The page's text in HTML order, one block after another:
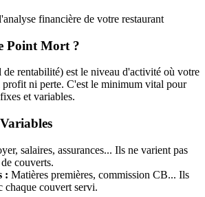
financière de votre restaurant
Point Mort ?
rentabilité) est le niveau d'activité où votre
profit ni perte. C'est le minimum vital pour
et variables.
salaires, assurances... Ils ne varient pas
couverts.
: Matières premières, commission CB... Ils
chaque couvert servi.